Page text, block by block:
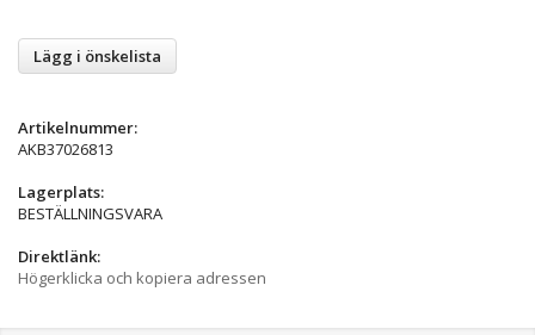
Lägg i önskelista
Artikelnummer:
AKB37026813
Lagerplats:
BESTÄLLNINGSVARA
Direktlänk:
Högerklicka och kopiera adressen